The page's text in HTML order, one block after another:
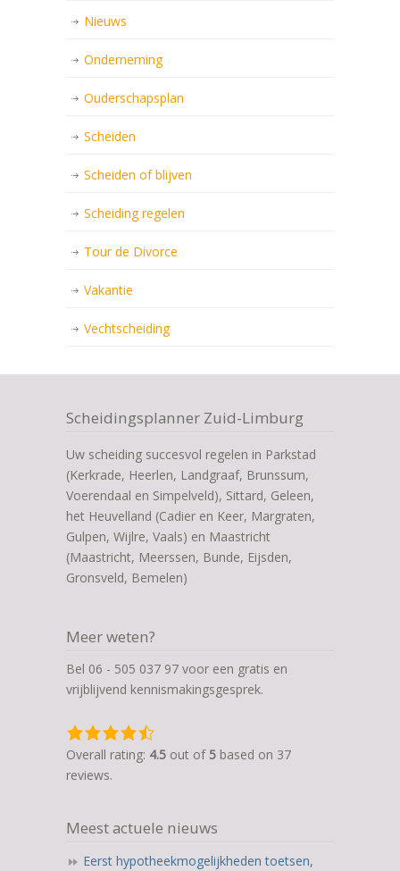
Nieuws
Onderneming
Ouderschapsplan
Scheiden
Scheiden of blijven
Scheiding regelen
Tour de Divorce
Vakantie
Vechtscheiding
Scheidingsplanner Zuid-Limburg
Uw scheiding succesvol regelen in Parkstad
(Kerkrade, Heerlen, Landgraaf, Brunssum,
Voerendaal en Simpelveld), Sittard, Geleen,
het Heuvelland (Cadier en Keer, Margraten,
Gulpen, Wijlre, Vaals) en Maastricht
(Maastricht, Meerssen, Bunde, Eijsden,
Gronsveld, Bemelen)
Meer weten?
Bel 06 - 505 037 97 voor een gratis en
vrijblijvend kennismakingsgesprek.
4,5
rating
based
ratings
Overall rating: 4.5 out of 5 based on 37
reviews.
Meest actuele nieuws
Eerst hypotheekmogelijkheden toetsen,